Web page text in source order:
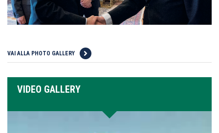
VAI ALLA PHOTO GALLERY
VIDEO GALLERY